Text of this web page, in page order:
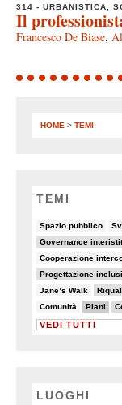
314 - URBANISTICA,
Il
Francesco De Biase,
HOME > TEMI
TEMI
Spazio pubblico
8/90
6/90
8/90
Governance
14/90
7/90
5/90
Cooperazione
7/90
10/90
8/90
Progettazione
10/90
13/90
10/90
Jane’s Walk
8/90
17/90
15/90
Comunità
7/90 Piani
28/90
18/90
30/90
7/90
VEDI TUTTI
LUOGHI